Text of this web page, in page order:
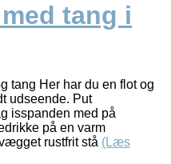
tang i
tang Her har du en flot og
udseende. Put
isspanden med på
på en varm
rustfrit stå (Læs